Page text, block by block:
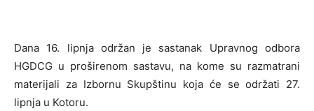
Dana 16. lipnja održan je sastanak Upravnog odbora
HGDCG u proširenom sastavu, na kome su razmatrani
materijali za Izbornu Skupštinu koja će se održati 27.
lipnja u Kotoru.